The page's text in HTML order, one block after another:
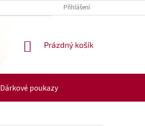
Přihlášení
NÁKUPNÍ
Prázdný košík
Dárkové poukazy